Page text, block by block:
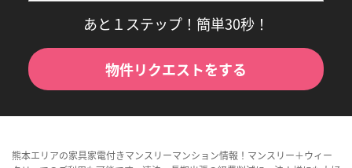
あと１ステップ！簡単30秒！
物件リクエストをする
熊本エリアの家具家電付きマンスリーマンション情報！マンスリー＋ウィー